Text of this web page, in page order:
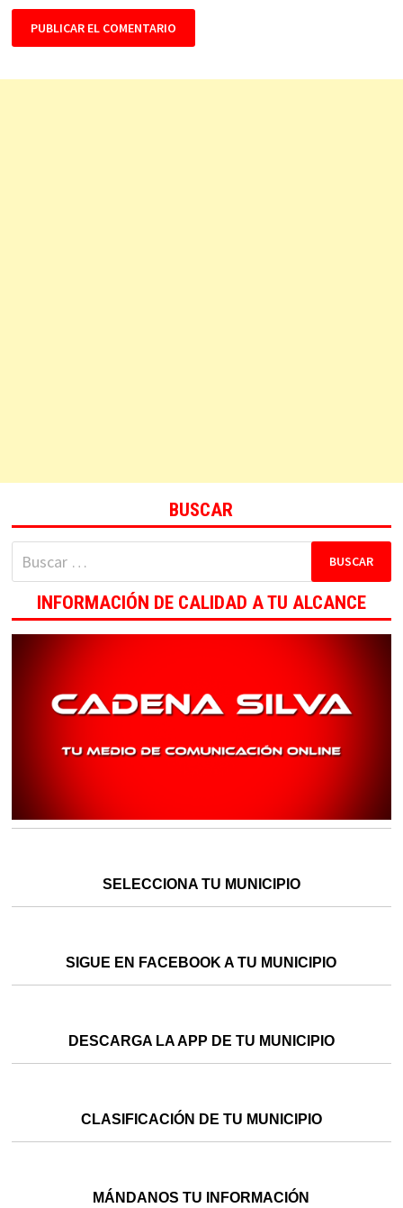
BUSCAR
Buscar:
INFORMACIÓN DE CALIDAD A TU ALCANCE
SELECCIONA TU MUNICIPIO
SIGUE EN FACEBOOK A TU MUNICIPIO
DESCARGA LA APP DE TU MUNICIPIO
CLASIFICACIÓN DE TU MUNICIPIO
MÁNDANOS TU INFORMACIÓN